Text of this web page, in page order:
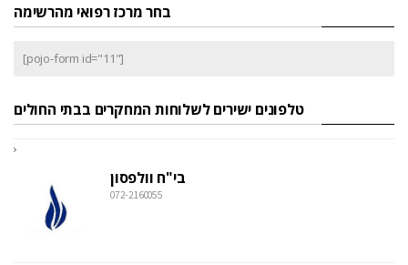
בחר מרכז רפואי מהרשימה
[pojo-form id="11"]
טלפונים ישירים לשלוחות המחקרים בבתי החולים
בי"ח וולפסון
072-2160055